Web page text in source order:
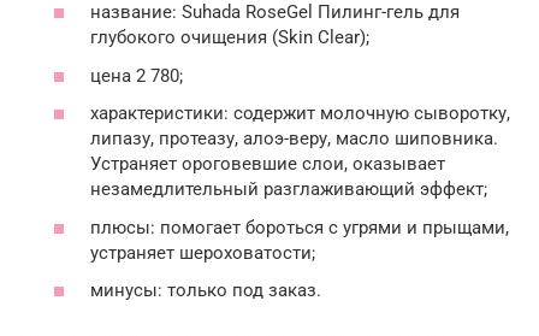
название: Suhada RoseGel Пилинг-гель для
глубокого очищения (Skin Clear);
цена 2 780;
характеристики: содержит молочную сыворотку,
липазу, протеазу, алоэ-веру, масло шиповника.
Устраняет ороговевшие слои, оказывает
незамедлительный разглаживающий эффект;
плюсы: помогает бороться с угрями и прыщами,
устраняет шероховатости;
минусы: только под заказ.